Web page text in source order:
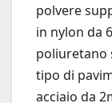
polvere
in nylon da
poliuretano
tipo di
acciaio da